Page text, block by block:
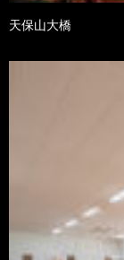
天保山大橋